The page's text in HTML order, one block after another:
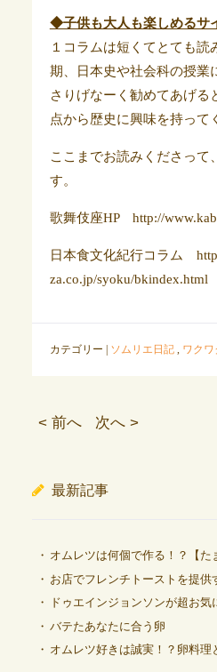
◆子供も大人も楽しめるサ
１コラムは短くてとても読
期、日本史や社会科の授業
さりげなーく勧めてあげる
点から歴史に興味を持って
ここまでお読みくださって
す。
歌舞伎座HP http://
日本食文化紀行コラム
za.co.jp/syoku/bkindex.html
カテゴリー | ソムリエ日記, ワクワ
< 前へ 次へ >
最新記事
オムレツは何個で作る！？【た
お店でフレンチトーストを提供
ドゥエインジョンソンが超お
バテたあなたに合う卵
オムレツ好きは誠実！？卵料理